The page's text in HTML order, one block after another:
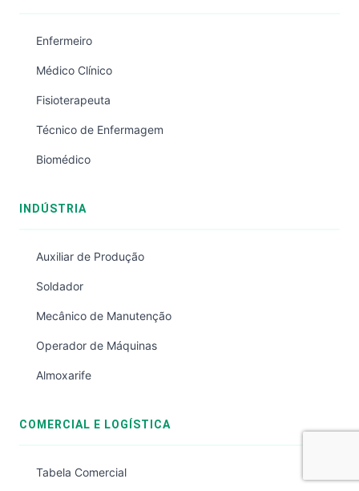
Enfermeiro
Médico Clínico
Fisioterapeuta
Técnico de Enfermagem
Biomédico
INDÚSTRIA
Auxiliar de Produção
Soldador
Mecânico de Manutenção
Operador de Máquinas
Almoxarife
COMERCIAL E LOGÍSTICA
Tabela Comercial